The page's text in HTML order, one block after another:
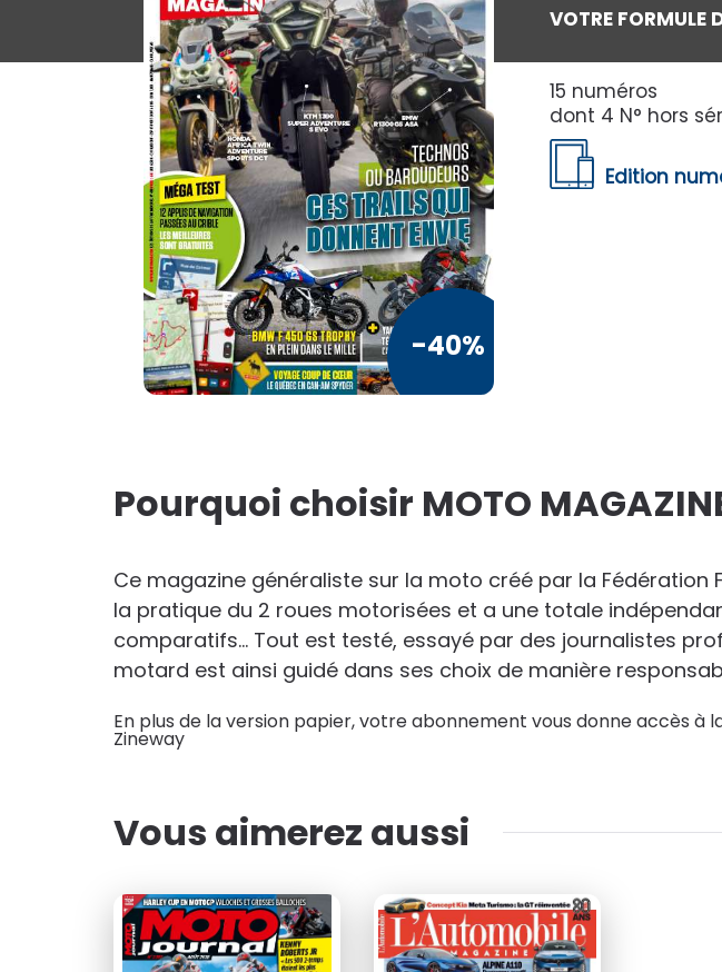
TV / Vie Pratique
Presse Professionnelle
Je l'éloigne des écrans
TOUS LES
MAGAZINES
-40%
VOTRE FORMULE
15 numéros
dont 4 N° hors
Edition
Pourquoi choisir MOTO
Ce magazine généraliste sur la moto créé par la
la pratique du 2 roues motorisées et a une totale
comparatifs... Tout est testé, essayé par des journalistes
motard est ainsi guidé dans ses choix de manière
En plus de la version papier, votre abonnement vous donne accès
Zineway
Vous aimerez aussi
au lieu de 100€30
Vous aimerez aussi
46€50 36€75